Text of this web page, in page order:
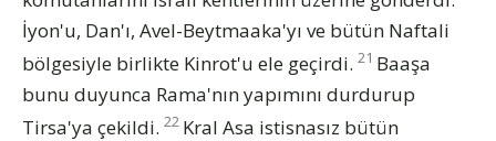
İyon'u, Dan'ı, Avel-Beytmaaka'yı ve bütün Naftali
bölgesiyle birlikte Kinrot'u ele geçirdi. 21 Baaşa
bunu duyunca Rama'nın yapımını durdurup
Tirsa'ya çekildi. 22 Kral Asa istisnasız bütün